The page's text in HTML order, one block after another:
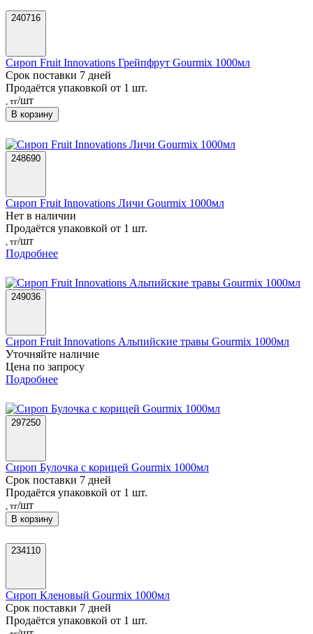
240716
Сироп Fruit Innovations Грейпфрут Gourmix 1000мл
Срок поставки 7 дней
Продаётся упаковкой от 1 шт.
, тг/шт
В корзину
248690
Сироп Fruit Innovations Личи Gourmix 1000мл
Нет в наличии
Продаётся упаковкой от 1 шт.
, тг/шт
Подробнее
249036
Сироп Fruit Innovations Альпийские травы Gourmix 1000мл
Уточняйте наличие
Цена по запросу
Подробнее
297250
Сироп Булочка с корицей Gourmix 1000мл
Срок поставки 7 дней
Продаётся упаковкой от 1 шт.
, тг/шт
В корзину
234110
Сироп Кленовый Gourmix 1000мл
Срок поставки 7 дней
Продаётся упаковкой от 1 шт.